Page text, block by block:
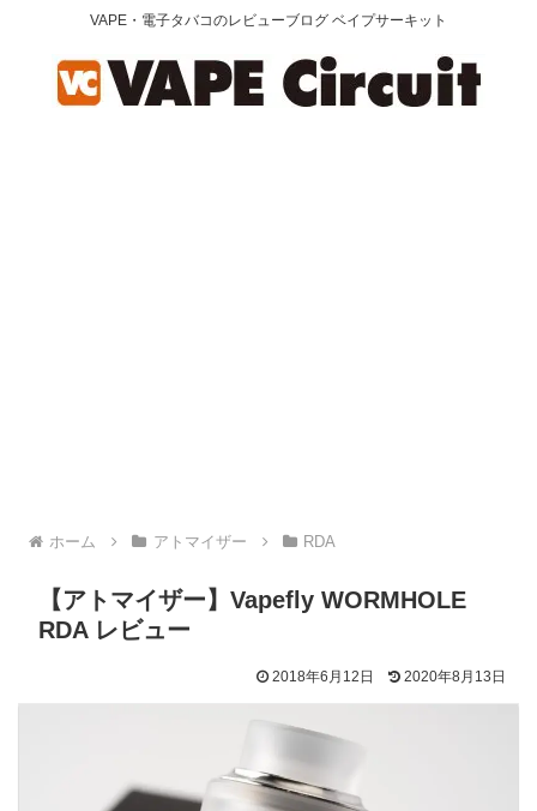
VAPE・電子タバコのレビューブログ ベイプサーキット
ホーム アトマイザー RDA
【アトマイザー】Vapefly WORMHOLE
RDA レビュー
2018年6月12日 2020年8月13日